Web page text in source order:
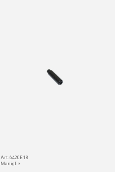
Art. 6420E.18
Maniglie